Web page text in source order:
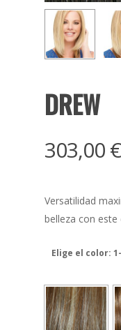
DREW
303,00€
Versatilidad
belleza con este
Elige el color: